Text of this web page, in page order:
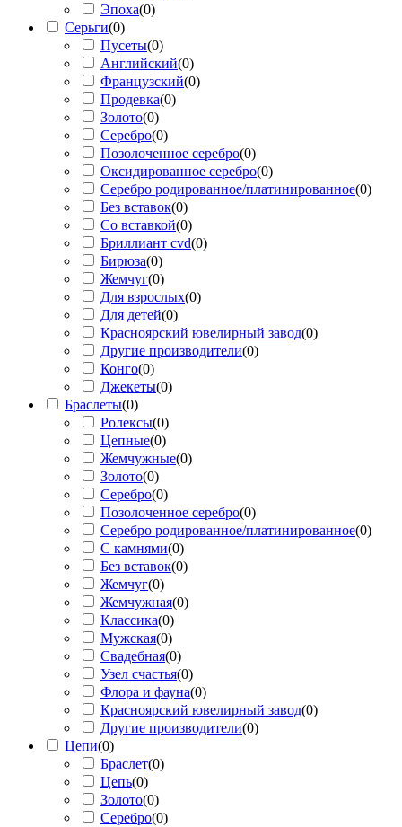
Эпоха(0)
Серьги(0)
Пусеты(0)
Английский(0)
Французский(0)
Продевка(0)
Золото(0)
Серебро(0)
Позолоченное серебро(0)
Оксидированное серебро(0)
Серебро родированное/платинированное(0)
Без вставок(0)
Со вставкой(0)
Бриллиант cvd(0)
Бирюза(0)
Жемчуг(0)
Для взрослых(0)
Для детей(0)
Красноярский ювелирный завод(0)
Другие производители(0)
Конго(0)
Джекеты(0)
Браслеты(0)
Ролексы(0)
Цепные(0)
Жемчужные(0)
Золото(0)
Серебро(0)
Позолоченное серебро(0)
Серебро родированное/платинированное(0)
С камнями(0)
Без вставок(0)
Жемчуг(0)
Жемчужная(0)
Классика(0)
Мужская(0)
Свадебная(0)
Узел счастья(0)
Флора и фауна(0)
Красноярский ювелирный завод(0)
Другие производители(0)
Цепи(0)
Браслет(0)
Цепь(0)
Золото(0)
Серебро(0)